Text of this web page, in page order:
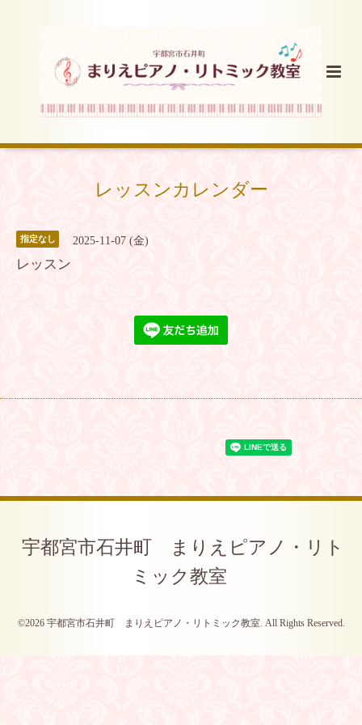
レッスンカレンダー
指定なし 2025-11-07 (金)
レッスン
宇都宮市石井町 まりえピアノ・リト
ミック教室
©2026 宇都宮市石井町 まりえピアノ・リトミック教室. All Rights Reserved.